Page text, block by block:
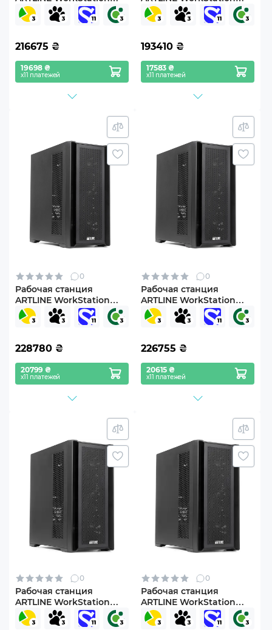
W96 Windows 11 Pro
(W96v71Win)
216675 ₴
19698 ₴
х11 платежей
W96 Windows 11 Pro
(W96v72Win)
193410 ₴
17583 ₴
х11 платежей
0
Рабочая станция
ARTLINE WorkStation
W96 Windows 11 Pro
(W96v73Win)
228780 ₴
20799 ₴
х11 платежей
0
Рабочая станция
ARTLINE WorkStation
W96 (W96v75)
226755 ₴
20615 ₴
х11 платежей
0
Рабочая станция
ARTLINE WorkStation
W96 (W96v157)
0
Рабочая станция
ARTLINE WorkStation
W96 Windows 11 Pro
(W96v157Win)